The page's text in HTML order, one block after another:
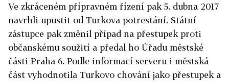
Ve zkráceném přípravném řízení pak 5. dubna 2017
navrhli upustit od Turkova potrestání. Státní
zástupce pak změnil případ na přestupek proti
občanskému soužití a předal ho Úřadu městské
části Praha 6. Podle informací serveru i městská
část vyhodnotila Turkovo chování jako přestupek a